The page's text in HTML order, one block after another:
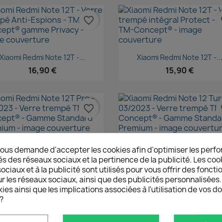
Aperçu rapide
Redmi Note 12T -...
16,90 €
favorite_border
Aperçu rapide
Xiaomi Redmi Note 12T -...
15,90 €
Redmi Note 12T Pro -...
14,90 €
favorite_border

Xiaomi Redmi Note 12
14,90 €
demande d'accepter les cookies afin d'optimiser les
des réseaux sociaux et la pertinence de la publicité. Les
et à la publicité sont utilisés pour vous offrir des
les réseaux sociaux, ainsi que des publicités
ainsi que les implications associées à l'utilisation de vos